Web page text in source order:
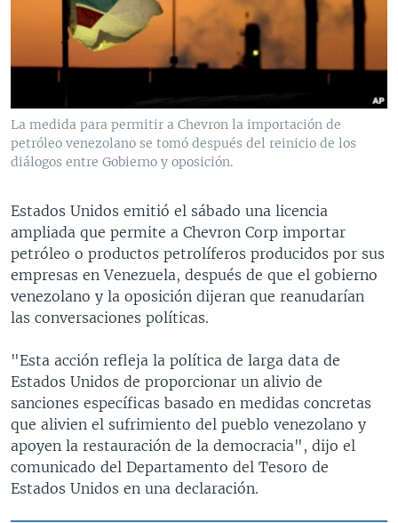
VENEZUELA
BRASIL
NICARAGUA
ECONOMÍA
ENTRETENIMIENTO Y CULTURA
TECNOLOGÍA
DEPORTES
CIENCIA Y SALUD
MULTIMEDIA
VIDEOS
FOTOGRAFÍA
AUDIOS
PROGRAMAS TV
EL MUNDO AL DÍA
FORO INTERAMERICANO
VISIÓN 360
PANORAMA
AVANCE INFORMATIVO
AUDIONOTICIAS
ESTADOS UNIDOS AL DÍA
EL MUNDO AL DÍA [RADIO]
FORO [RADIO]
DEPORTIVO INTERNACIONAL
ENTRETENIMIENTO
DIRECT
DOCUMENTALES DE LA VOA
SÍGANOS
Idiomas
La medida para permitir a Chevron la importación de
petróleo venezolano se tomó después del reinicio de los
diálogos entre Gobierno y oposición.
Estados Unidos emitió el sábado una licencia
ampliada que permite a Chevron Corp importar
petróleo o productos petrolíferos producidos por sus
empresas en Venezuela, después de que el gobierno
venezolano y la oposición dijeran que reanudarían
las conversaciones políticas.
"Esta acción refleja la política de larga data de
Estados Unidos de proporcionar un alivio de
sanciones específicas basado en medidas concretas
que alivien el sufrimiento del pueblo venezolano y
apoyen la restauración de la democracia", dijo el
comunicado del Departamento del Tesoro de
Estados Unidos en una declaración.